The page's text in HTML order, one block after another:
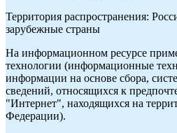
Территория распространения:
зарубежные страны
На информационном ресурсе
технологии (информационные
информации на основе сбора,
сведений, относящихся к
"Интернет", находящихся на
Федерации).